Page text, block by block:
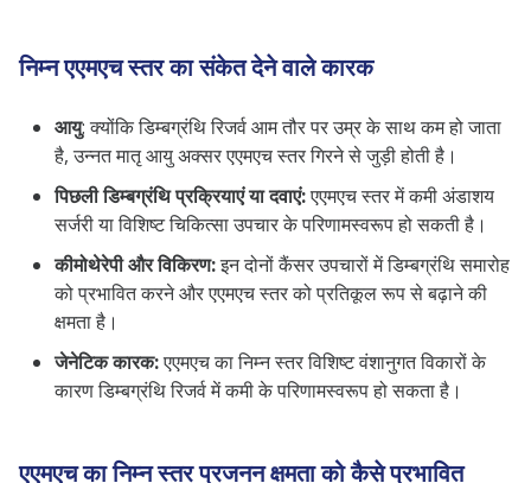
निम्न एएमएच स्तर का संकेत देने वाले कारक
आयु: क्योंकि डिम्बग्रंथि रिजर्व आम तौर पर उम्र के साथ कम हो जाता
है, उन्नत मातृ आयु अक्सर एएमएच स्तर गिरने से जुड़ी होती है।
पिछली डिम्बग्रंथि प्रक्रियाएं या दवाएं:एएमएच स्तर में कमी अंडाशय
सर्जरी या विशिष्ट चिकित्सा उपचार के परिणामस्वरूप हो सकती है।
कीमोथेरेपी और विकिरण:इन दोनों कैंसर उपचारों में डिम्बग्रंथि समारोह
को प्रभावित करने और एएमएच स्तर को प्रतिकूल रूप से बढ़ाने की
क्षमता है।
जेनेटिक कारक:एएमएच का निम्न स्तर विशिष्ट वंशानुगत विकारों के
कारण डिम्बग्रंथि रिजर्व में कमी के परिणामस्वरूप हो सकता है।
एएमएच का निम्न स्तर प्रजनन क्षमता को कैसे प्रभावित